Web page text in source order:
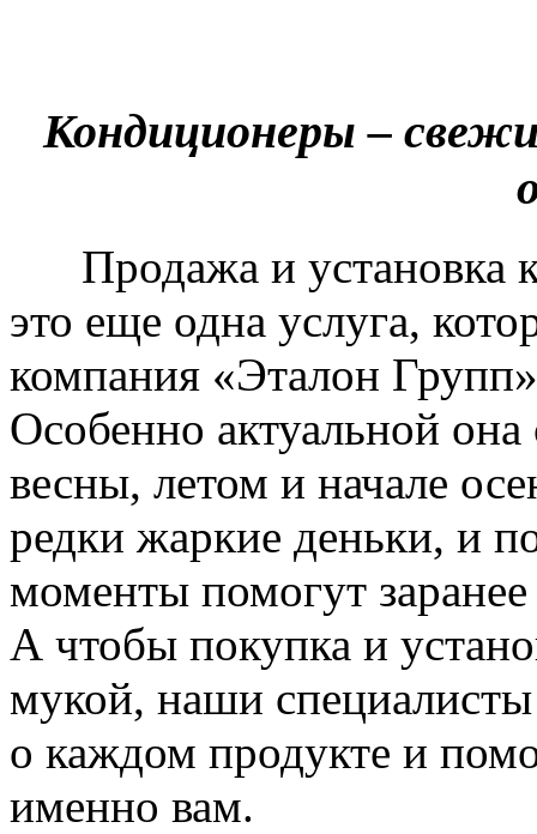
Кондиционеры –
Продажа и установка
это еще одна услуга,
компания «Эталон
Особенно актуальной она
весны, летом и начале
редки жаркие деньки, и
моменты помогут
А чтобы покупка и
мукой, наши специалисты
о каждом продукте и
именно вам.